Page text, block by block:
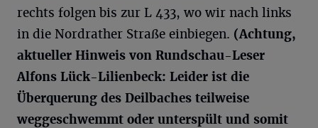
rechts folgen bis zur L 433, wo wir nach links
in die Nordrather Straße einbiegen. (Achtung,
aktueller Hinweis von Rundschau-Leser
Alfons Lück-Lilienbeck: Leider ist die
Überquerung des Deilbaches teilweise
weggeschwemmt oder unterspült und somit